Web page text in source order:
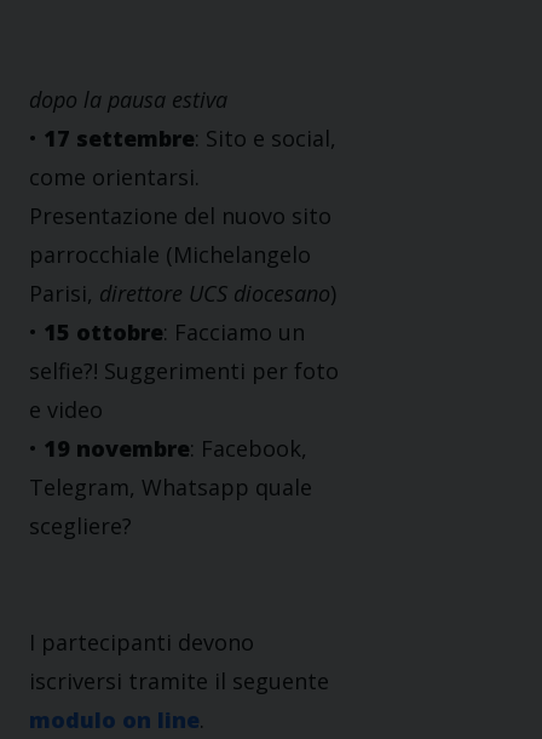
dopo la pausa estiva
• 17 settembre: Sito e social,
come orientarsi.
Presentazione del nuovo sito
parrocchiale (Michelangelo
Parisi, direttore UCS diocesano)
• 15 ottobre: Facciamo un
selfie?! Suggerimenti per foto
e video
• 19 novembre: Facebook,
Telegram, Whatsapp quale
scegliere?
I partecipanti devono
iscriversi tramite il seguente
modulo on line.